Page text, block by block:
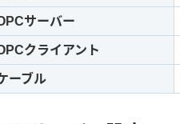
サーバー
クライアント
ーブル